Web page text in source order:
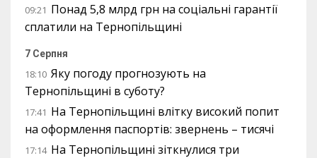
09:21 Понад 5,8 млрд грн на соціальні гарантії
сплатили на Тернопільщині
7 Серпня
18:10 Яку погоду прогнозують на
Тернопільщині в суботу?
17:41 На Тернопільщині влітку високий попит
на оформлення паспортів: звернень – тисячі
17:14 На Тернопільщині зіткнулися три